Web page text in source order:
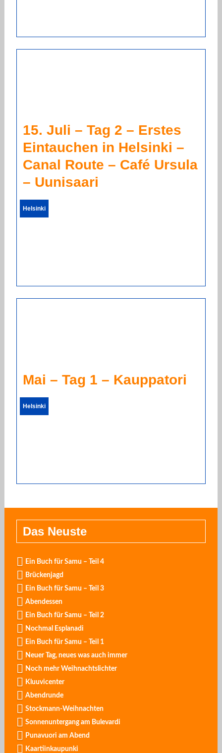
15. Juli – Tag 2 – Erstes
Eintauchen in Helsinki –
Canal Route – Café Ursula
– Uunisaari
Helsinki
Mai – Tag 1 – Kauppatori
Helsinki
Das Neuste
Ein Buch für Samu – Teil 4
Brückenjagd
Ein Buch für Samu – Teil 3
Abendessen
Ein Buch für Samu – Teil 2
Nochmal Esplanadi
Ein Buch für Samu – Teil 1
Neuer Tag, neues was auch immer
Noch mehr Weihnachtslichter
Kluuvicenter
Abendrunde
Stockmann-Weihnachten
Sonnenuntergang am Bulevardi
Punavuori am Abend
Kaartiinkaupunki